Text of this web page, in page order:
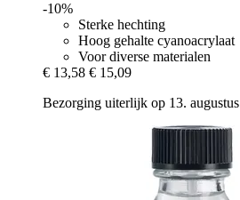
-10%
Sterke hechting
Hoog gehalte cyanoacrylaat
Voor diverse materialen
€ 13,58 € 15,09
Bezorging uiterlijk op 13. augustus